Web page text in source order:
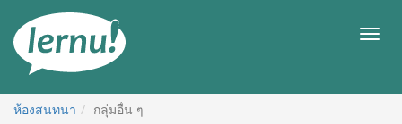
สารบัญ
เมนู
ห้องสนทนา กลุ่มอื่น ๆ